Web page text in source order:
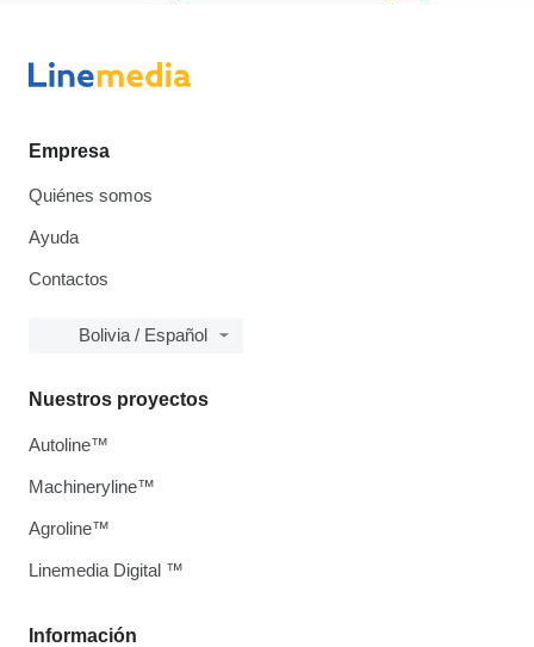
Empresa
Quiénes somos
Ayuda
Contactos
Bolivia / Español
Información
Nuestros proyectos
Autoline™
Machineryline™
Agroline™
Linemedia Digital ™